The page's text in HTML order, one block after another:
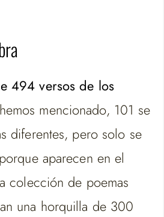
494 versos de los
mencionado, 101 se
diferentes, pero solo se
aparecen en el
colección de poemas
una horquilla de 300